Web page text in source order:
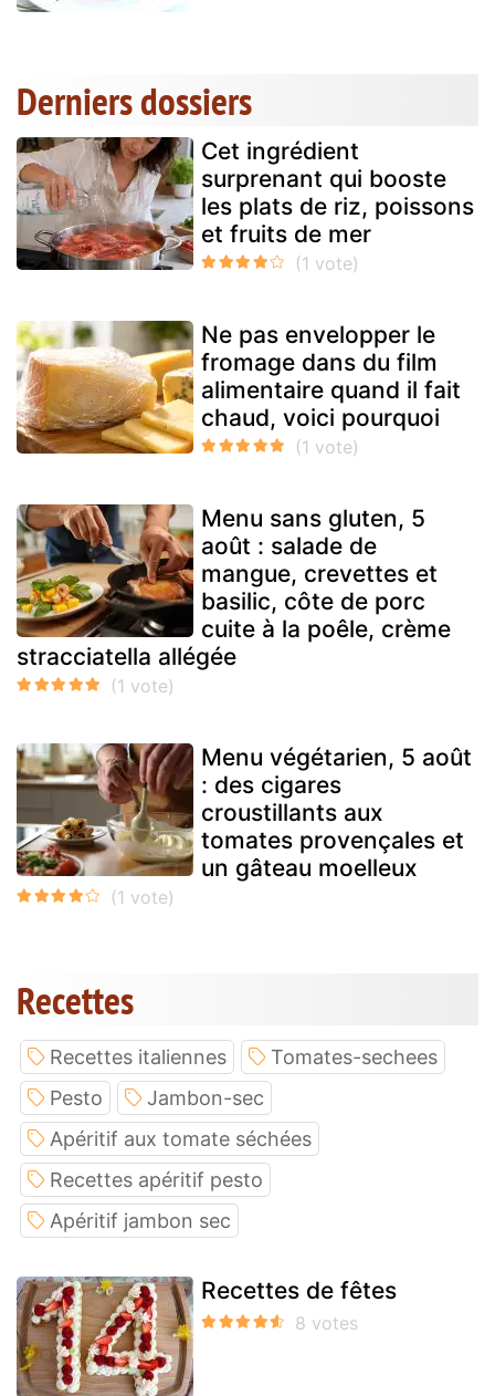
Derniers dossiers
Cet ingrédient
surprenant qui booste
les plats de riz, poissons
et fruits de mer
Ne pas envelopper le
fromage dans du film
alimentaire quand il fait
chaud, voici pourquoi
Menu sans gluten, 5
août : salade de
mangue, crevettes et
basilic, côte de porc
cuite à la poêle, crème
stracciatella allégée
Menu végétarien, 5 août
: des cigares
croustillants aux
tomates provençales et
un gâteau moelleux
Recettes
Recettes italiennes
Tomates-sechees
Pesto
Jambon-sec
Apéritif aux tomate séchées
Recettes apéritif pesto
Apéritif jambon sec
Recettes de fêtes